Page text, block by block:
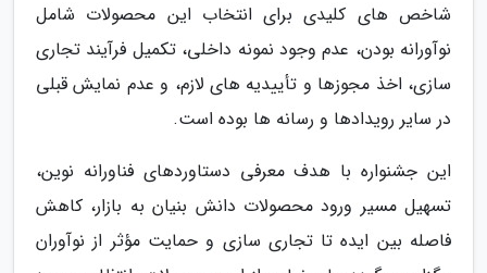
شاخص های کلیدی برای انتخاب این محصولات شامل
نوآورانه بودن، عدم وجود نمونه داخلی، تکمیل فرآیند تجاری
سازی، اخذ مجوزها و تأییدیه های لازم، و عدم نمایش قبلی
در سایر رویدادها و رسانه ها بوده است.
این جشنواره با هدف معرفی دستاوردهای فناورانه نوین،
تسهیل مسیر ورود محصولات دانش بنیان به بازار، کاهش
فاصله بین ایده تا تجاری سازی و حمایت مؤثر از نوآوران